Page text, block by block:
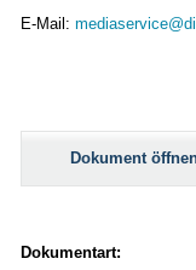
E-Mail:
Dokument
Dokumentart: